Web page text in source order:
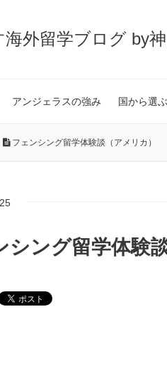
海外留学ブログ by
アンジェラスの強み 国から選ぶ
フェンシング留学体験談（アメリカ）
シング留学体験